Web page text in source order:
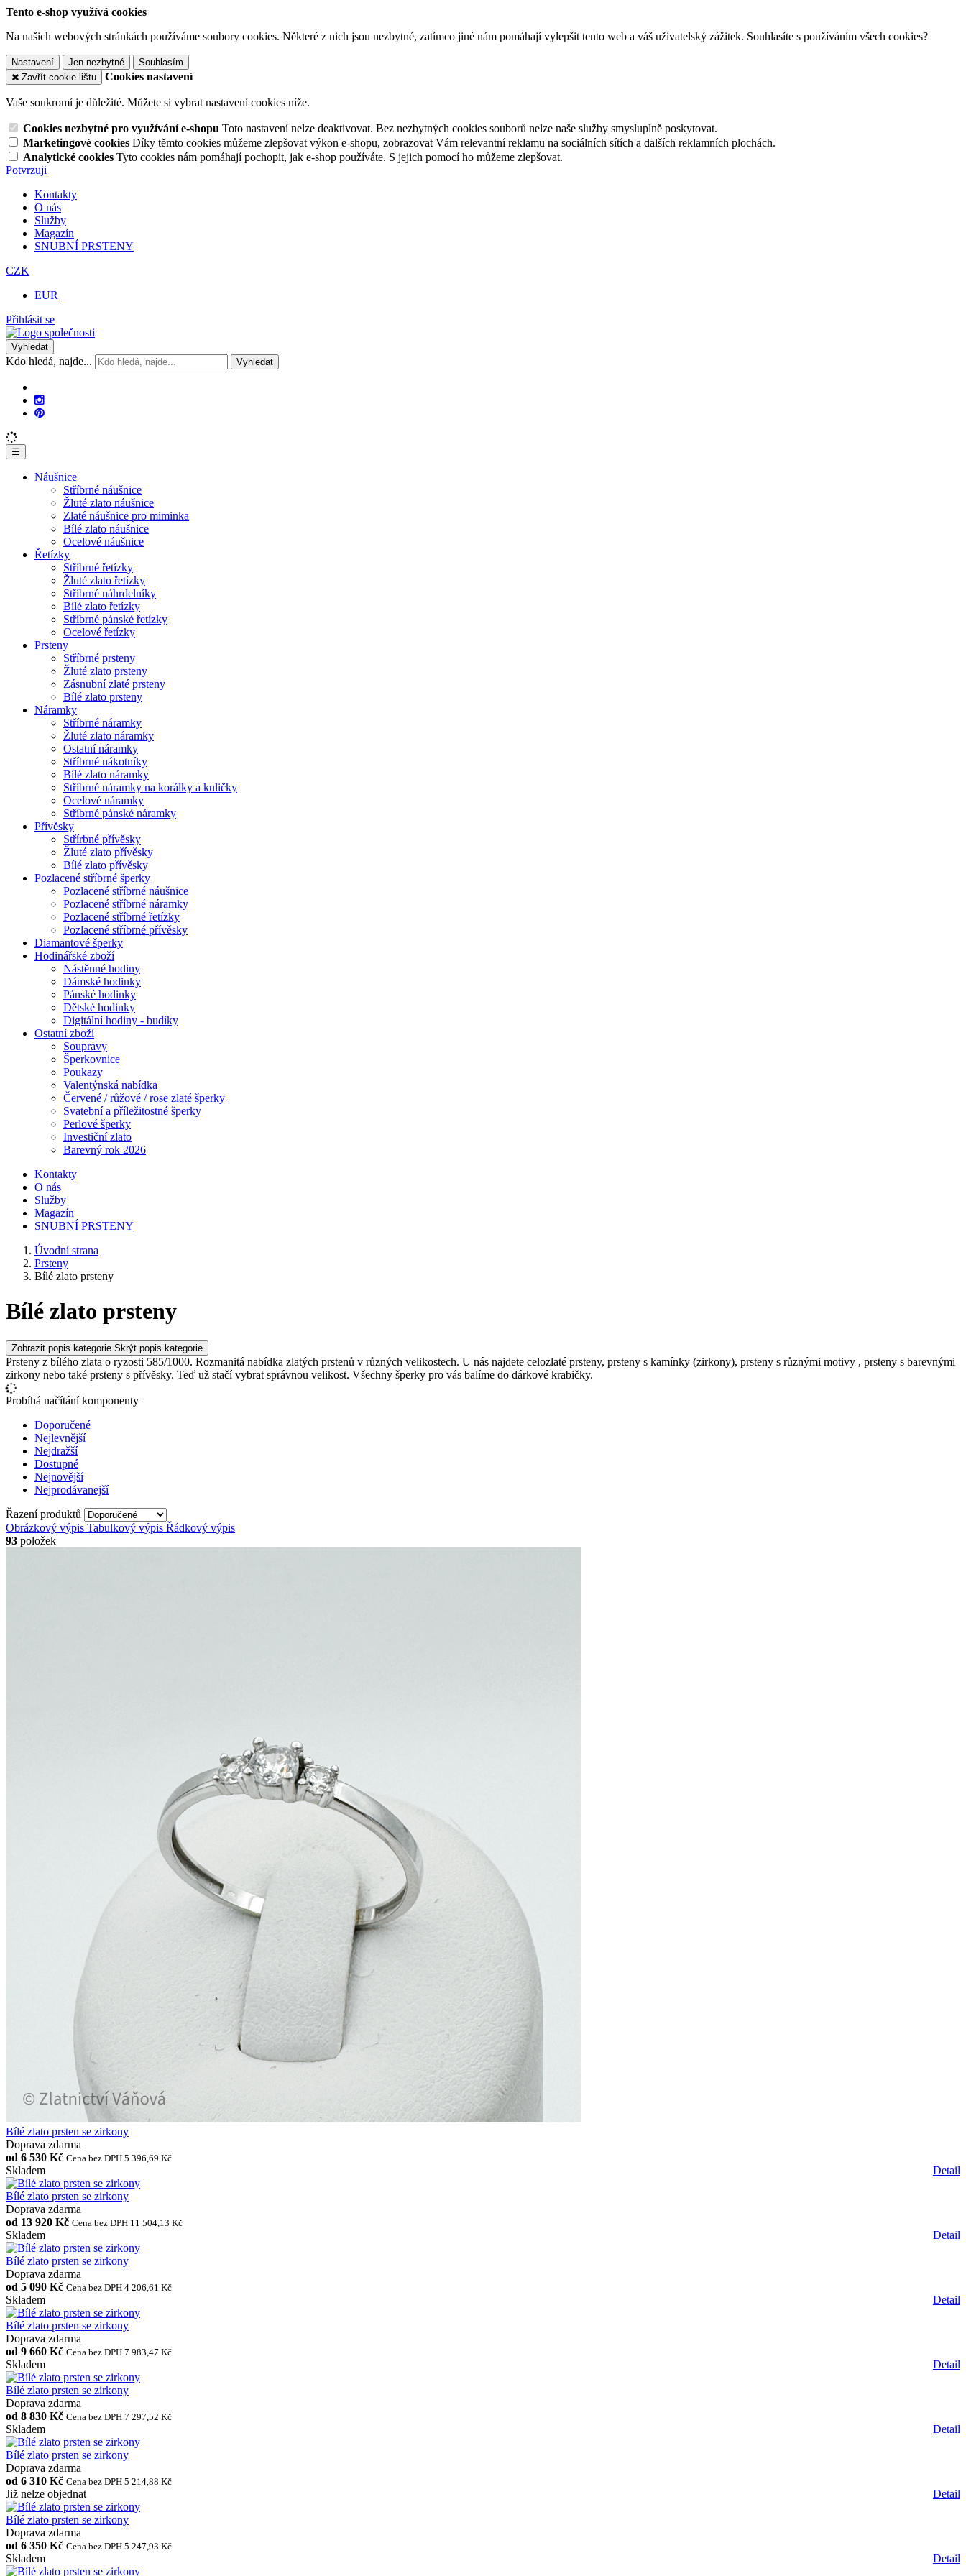
Tento e-shop využívá cookies
Na našich webových stránkách používáme soubory cookies. Některé z nich jsou nezbytné, zatímco jiné nám pomáhají vylepšit tento web a váš uživatelský zážitek. Souhlasíte s používáním všech cookies?
Nastavení Jen nezbytné
Souhlasím
Zavřít cookie lištu
Cookies nastavení
Vaše soukromí je důležité. Můžete si vybrat nastavení cookies níže.
Cookies nezbytné pro využívání e-shopu Toto nastavení nelze deaktivovat. Bez nezbytných cookies souborů nelze naše služby smysluplně poskytovat.
Marketingové cookies Díky těmto cookies můžeme zlepšovat výkon e-shopu, zobrazovat Vám relevantní reklamu na sociálních sítích a dalších reklamních plochách.
Analytické cookies Tyto cookies nám pomáhají pochopit, jak e-shop používáte. S jejich pomocí ho můžeme zlepšovat.
Potvrzuji
Kontakty
O nás
Služby
Magazín
SNUBNÍ PRSTENY
CZK
EUR
Přihlásit se
Vyhledat
Kdo hledá, najde... Vyhledat
☰
Náušnice
Stříbrné náušnice
Žluté zlato náušnice
Zlaté náušnice pro miminka
Bílé zlato náušnice
Ocelové náušnice
Řetízky
Stříbrné řetízky
Žluté zlato řetízky
Stříbrné náhrdelníky
Bílé zlato řetízky
Stříbrné pánské řetízky
Ocelové řetízky
Prsteny
Stříbrné prsteny
Žluté zlato prsteny
Zásnubní zlaté prsteny
Bílé zlato prsteny
Náramky
Stříbrné náramky
Žluté zlato náramky
Ostatní náramky
Stříbrné nákotníky
Bílé zlato náramky
Stříbrné náramky na korálky a kuličky
Ocelové náramky
Stříbrné pánské náramky
Přívěsky
Střírbné přívěsky
Žluté zlato přívěsky
Bílé zlato přívěsky
Pozlacené stříbrné šperky
Pozlacené stříbrné náušnice
Pozlacené stříbrné náramky
Pozlacené stříbrné řetízky
Pozlacené stříbrné přívěsky
Diamantové šperky
Hodinářské zboží
Nástěnné hodiny
Dámské hodinky
Pánské hodinky
Dětské hodinky
Digitální hodiny - budíky
Ostatní zboží
Soupravy
Šperkovnice
Poukazy
Valentýnská nabídka
Červené / růžové / rose zlaté šperky
Svatební a příležitostné šperky
Perlové šperky
Investiční zlato
Barevný rok 2026
Kontakty
O nás
Služby
Magazín
SNUBNÍ PRSTENY
Úvodní strana
Prsteny
Bílé zlato prsteny
Bílé zlato prsteny
Zobrazit popis kategorie Skrýt popis kategorie
Prsteny z bílého zlata o ryzosti 585/1000. Rozmanitá nabídka zlatých prstenů v různých velikostech. U nás najdete celozlaté prsteny, prsteny s kamínky (zirkony), prsteny s různými motivy , prsteny s barevnými
zirkony nebo také prsteny s přívěsky. Teď už stačí vybrat správnou velikost. Všechny šperky pro vás balíme do dárkové krabičky.
Probíhá načítání komponenty
Doporučené
Nejlevnější
Nejdražší
Dostupné
Nejnovější
Nejprodávanejší
Řazení produktů
Obrázkový výpis Tabulkový výpis Řádkový výpis
93 položek
Bílé zlato prsten se zirkony
Doprava zdarma
od 6 530 Kč Cena bez DPH 5 396,69 Kč
Detail
Skladem
Bílé zlato prsten se zirkony
Doprava zdarma
od 13 920 Kč Cena bez DPH 11 504,13 Kč
Detail
Skladem
Bílé zlato prsten se zirkony
Doprava zdarma
od 5 090 Kč Cena bez DPH 4 206,61 Kč
Detail
Skladem
Bílé zlato prsten se zirkony
Doprava zdarma
od 9 660 Kč Cena bez DPH 7 983,47 Kč
Detail
Skladem
Bílé zlato prsten se zirkony
Doprava zdarma
od 8 830 Kč Cena bez DPH 7 297,52 Kč
Detail
Skladem
Bílé zlato prsten se zirkony
Doprava zdarma
od 6 310 Kč Cena bez DPH 5 214,88 Kč
Detail
Již nelze objednat
Bílé zlato prsten se zirkony
Doprava zdarma
od 6 350 Kč Cena bez DPH 5 247,93 Kč
Detail
Skladem